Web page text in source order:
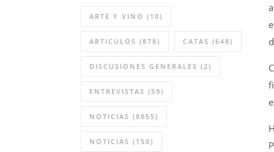
ARTE Y VINO (10)
ARTICULOS (878) CATAS (648)
DISCUSIONES GENERALES (2)
ENTREVISTAS (59)
NOTICIAS (8855)
NOTICIAS (150)